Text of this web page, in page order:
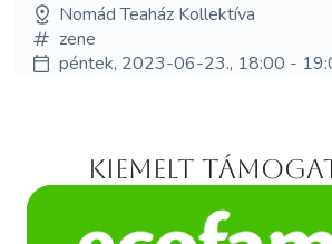
Nomád Teaház Kollektíva
zene
péntek, 2023-06-23., 18:00 -
Kiemelt